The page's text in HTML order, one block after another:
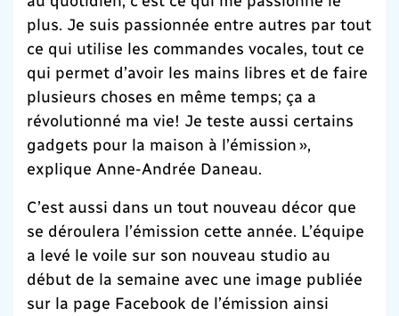
plus. Je suis passionnée entre autres par tout
ce qui utilise les commandes vocales, tout ce
qui permet d’avoir les mains libres et de faire
plusieurs choses en même temps; ça a
révolutionné ma vie! Je teste aussi certains
gadgets pour la maison à l’émission »,
explique Anne-Andrée Daneau.
C’est aussi dans un tout nouveau décor que
se déroulera l’émission cette année. L’équipe
a levé le voile sur son nouveau studio au
début de la semaine avec une image publiée
sur la page Facebook de l’émission ainsi